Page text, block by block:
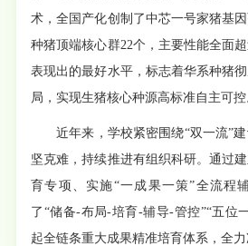
术，全国产化创制了中芯一号家猪基
种猪顶端核心群22个，主要性能全面
表现出的最好水平，标志着华系种猪
局，实现生猪核心种源高标准自主可控
近年来，学校紧密围绕“双一流”
坚克难，持续推进有组织科研。通过
育专项、实施“一成果一策”全流程
了“储备-布局-培育-辅导-管控”“五位
起全链条重大成果精准培育体系，全力